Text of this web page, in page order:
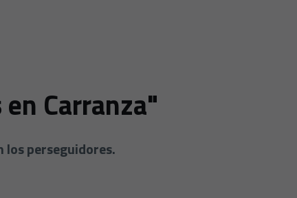
Carranza"
los perseguidores.